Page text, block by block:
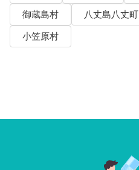
御蔵島村
八丈島八丈町
小笠原村